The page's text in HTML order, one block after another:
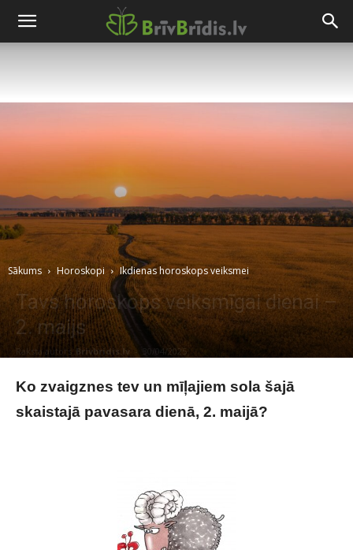
Sākums Horoskopi Ikdienas horoskops veiksmei
Tavs horoskops veiksmīgai dienai –
2. maijs
Raksta autors Brivbridis.lv - 30/04/2025
Photo by Maksym Diachenko onUnsplash
Ko zvaigznes tev un mīļajiem sola šajā
skaistajā pavasara dienā, 2. maijā?